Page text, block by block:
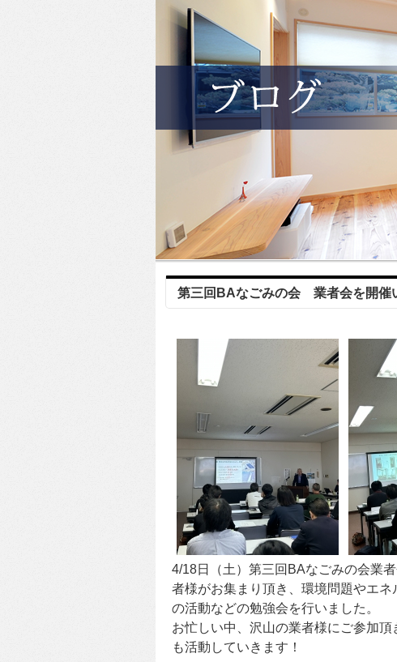
第三回BAなごみの会 業者会を開催
4/18日（土）第三回BAなごみの会業
者様がお集まり頂き、環境問題やエ
の活動などの勉強会を行いました。
お忙しい中、沢山の業者様にご参加
も活動していきます！